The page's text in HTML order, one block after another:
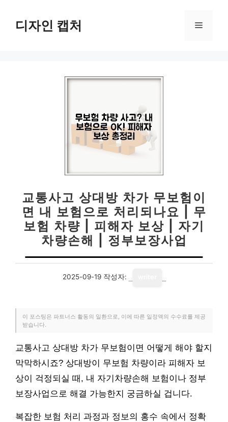
디자인 캡처 메
교통사고 상대방 차가 무보험이
면 내 보험으로 처리되나요 | 무
보험 차량 | 피해자 보상 | 자기
차량손해 | 정부보장사업
2025-09-19 작성자:
이 포스팅은 파트너스 활동의 일환으로, 이에 따른 일정액의 수수료를 제공
받습니다.
교통사고 상대방 차가 무보험이면 어떻게 해야 할지
막막하시죠? 상대방이 무보험 차량이라 피해자 보
상이 걱정되실 때, 내 자기차량손해 보험이나 정부
보장사업으로 해결 가능한지 궁금하실 겁니다.
복잡한 보험 처리 과정과 정보의 홍수 속에서 정확